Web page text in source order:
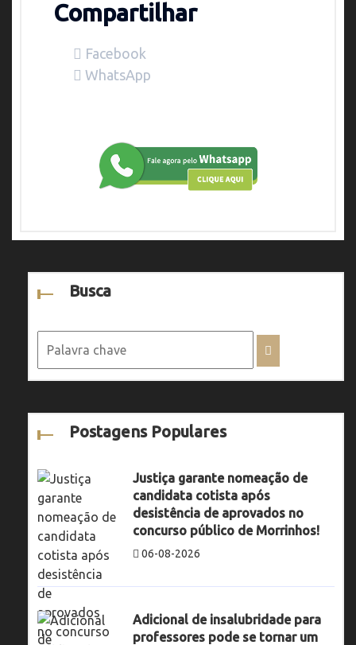
Compartilhar
Facebook
WhatsApp
Busca
Postagens Populares
Justiça garante nomeação de
candidata cotista após
desistência de aprovados no
concurso público de Morrinhos!
06-08-2026
Adicional de insalubridade para
professores pode se tornar um